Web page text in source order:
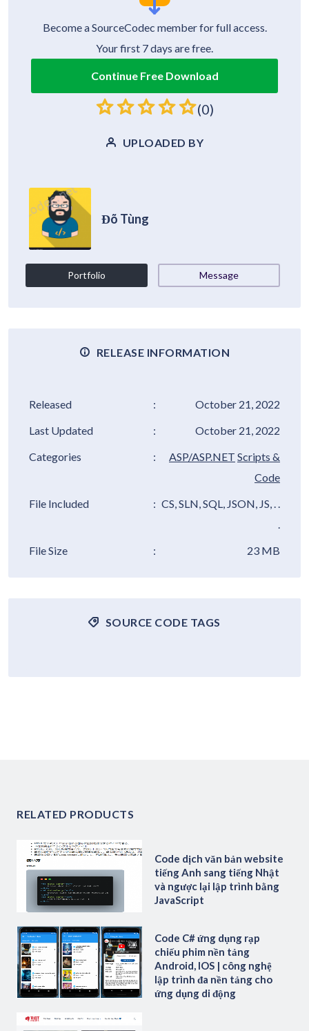
Become a SourceCodec member for full access.
Your first 7 days are free.
Continue Free Download
(0)
UPLOADED BY
Đõ Tùng
Portfolio Message
RELEASE INFORMATION
Released :
October 21, 2022
Last Updated
:
October 21, 2022
Categories
: ASP/ASP.NET Scripts &
Code
File Included
: CS, SLN, SQL, JSON, JS, . .
File Size
: 23 MB
SOURCE CODE TAGS
RELATED PRODUCTS
Code dịch văn bản website
tiếng Anh sang tiếng Nhật
và ngược lại lập trình bằng
JavaScript
Code C# ứng dụng rạp
chiếu phim nền tảng
Android, IOS | công nghệ
lập trình đa nền tảng cho
ứng dụng di động